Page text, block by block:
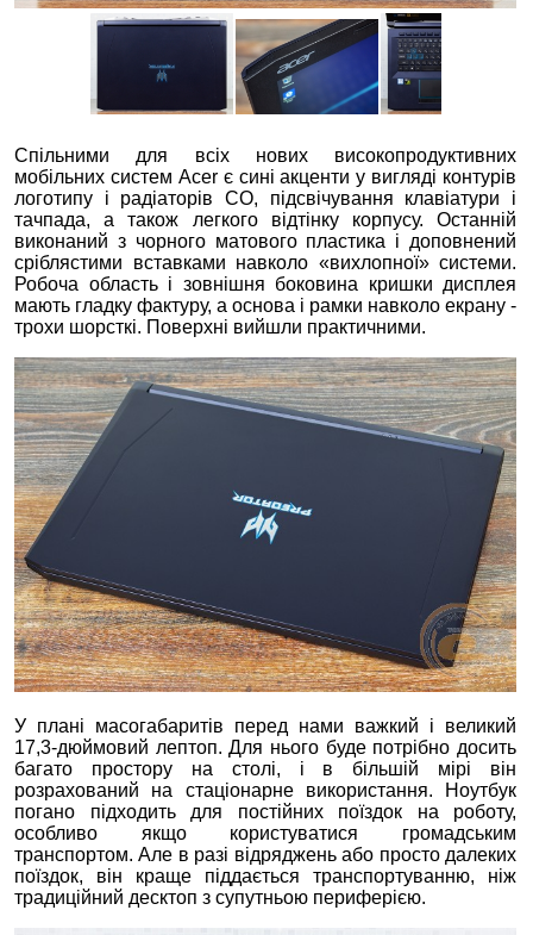
Спільними для всіх нових високопродуктивних
мобільних систем Acer є сині акценти у вигляді контурів
логотипу і радіаторів СО, підсвічування клавіатури і
тачпада, а також легкого відтінку корпусу. Останній
виконаний з чорного матового пластика і доповнений
сріблястими вставками навколо «вихлопної» системи.
Робоча область і зовнішня боковина кришки дисплея
мають гладку фактуру, а основа і рамки навколо екрану -
трохи шорсткі. Поверхні вийшли практичними.
У плані масогабаритів перед нами важкий і великий
17,3-дюймовий лептоп. Для нього буде потрібно досить
багато простору на столі, і в більшій мірі він
розрахований на стаціонарне використання. Ноутбук
погано підходить для постійних поїздок на роботу,
особливо якщо користуватися громадським
транспортом. Але в разі відряджень або просто далеких
поїздок, він краще піддається транспортуванню, ніж
традиційний десктоп з супутньою периферією.